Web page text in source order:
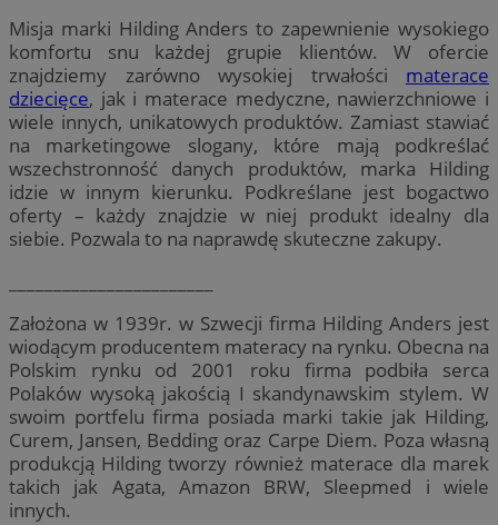
Misja marki Hilding Anders to zapewnienie wysokiego
komfortu snu każdej grupie klientów. W ofercie
znajdziemy zarówno wysokiej trwałości materace
dziecięce, jak i materace medyczne, nawierzchniowe i
wiele innych, unikatowych produktów. Zamiast stawiać
na marketingowe slogany, które mają podkreślać
wszechstronność danych produktów, marka Hilding
idzie w innym kierunku. Podkreślane jest bogactwo
oferty – każdy znajdzie w niej produkt idealny dla
siebie. Pozwala to na naprawdę skuteczne zakupy.
Założona w 1939r. w Szwecji firma Hilding Anders jest
wiodącym producentem materacy na rynku. Obecna na
Polskim rynku od 2001 roku firma podbiła serca
Polaków wysoką jakością I skandynawskim stylem. W
swoim portfelu firma posiada marki takie jak Hilding,
Curem, Jansen, Bedding oraz Carpe Diem. Poza własną
produkcją Hilding tworzy również materace dla marek
takich jak Agata, Amazon BRW, Sleepmed i wiele
innych.